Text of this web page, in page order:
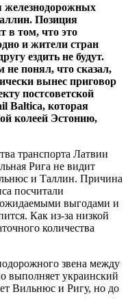
железнодорожных
Позиция
в том, что это
и жители стран
ездить не будут.
понял, что сказал,
вынес приговор
постсоветской
Baltica, которая
колеей Эстонию,
транспорта Латвии
Рига не видит
и Таллин. Причина
посчитали
ожидаемыми выгодами и
Как из-за низкой
количества
звена между
выполняет украинский
Вильнюс и Ригу, но до